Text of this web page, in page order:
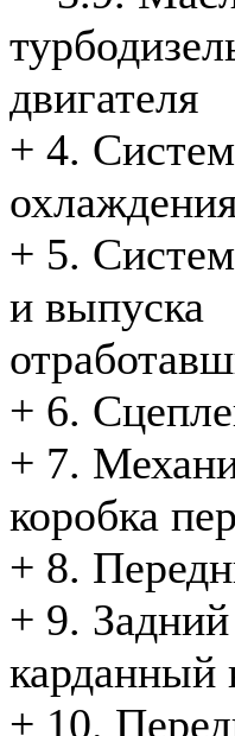
двигателя
+ 4.
+ 5.
и выпуска
+ 6.
+ 7.
коробка
+ 8.
+ 9.
карданный
+ 10.